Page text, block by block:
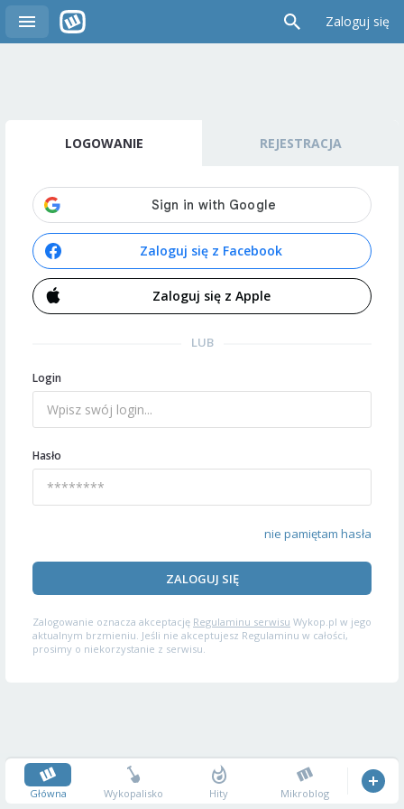
Zaloguj się
LOGOWANIE REJESTRACJA
Zaloguj się z Facebook
Zaloguj się z Apple
LUB
Login
Hasło
nie pamiętam hasła
ZALOGUJ SIĘ
Zalogowanie oznacza akceptację Regulaminu serwisu Wykop.pl w jego
aktualnym brzmieniu. Jeśli nie akceptujesz Regulaminu w całości,
prosimy o niekorzystanie z serwisu.
Główna Wykopalisko Hity Mikroblog